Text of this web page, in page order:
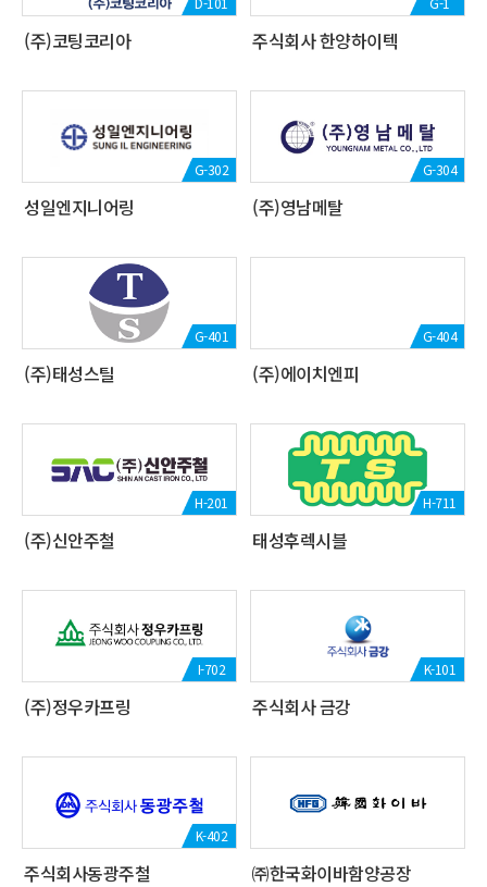
(주)코팅코리아 주식회사 한양하이텍
G-302
성일엔지니어링
G-304
(주)영남메탈
G-401
(주)태성스틸
G-404
(주)에이치엔피
H-201
(주)신안주철
H-711
태성후렉시블
I-702
(주)정우카프링
K-101
주식회사 금강
K-402
주식회사동광주철 ㈜한국화이바함양공장